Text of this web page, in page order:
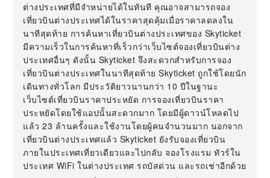
ต่างประเทศที่มีจำหน่ายได้ในทันที คุณอาจสามารถจอง
เที่ยวบินต่างประเทศได้ในราคาสุดคุ้มเมื่อราคาลดลงใน
นาทีสุดท้าย การค้นหาเที่ยวบินต่างประเทศของ Skyticket
มีความเร็วในการค้นหาที่เร็วกว่าเว็บไซต์จองเที่ยวบินต่าง
ประเทศอื่นๆ ดังนั้น Skyticket จึงสะดวกสำหรับการจอง
เที่ยวบินต่างประเทศในนาทีสุดท้าย Skyticket ถูกใช้โดยนัก
เดินทางทั่วโลก มีประวัติยาวนานกว่า 10 ปีในฐานะ
เว็บไซต์เที่ยวบินราคาประหยัด การจองเที่ยวบินราคา
ประหยัดโดยใช้แอปนั้นสะดวกมาก โดยมีผู้ดาวน์โหลดไป
แล้ว 23 ล้านครั้งและใช้งานโดยผู้คนจำนวนมาก นอกจาก
เที่ยวบินต่างประเทศแล้ว Skyticket ยังรับจองเที่ยวบิน
ภายในประเทศเที่ยวเดียวและไปกลับ จองโรงแรม ทัวร์ใน
ประเทศ WiFi ในต่างประเทศ รถบัสด่วน และรถเช่าอีกด้วย